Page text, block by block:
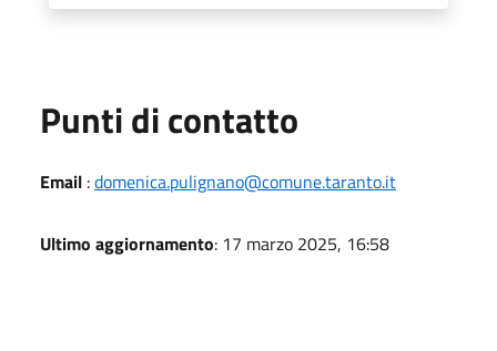
Punti di contatto
Email :domenica.pulignano@comune.taranto.it
Ultimo aggiornamento: 17 marzo 2025, 16:58